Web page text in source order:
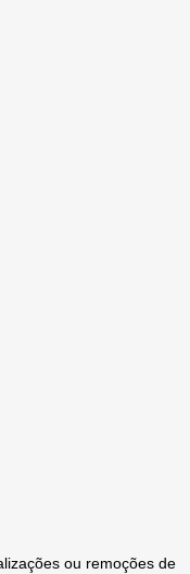
ou remoções de